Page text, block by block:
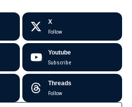
X
Follow
Youtube
Subscribe
Threads
Follow